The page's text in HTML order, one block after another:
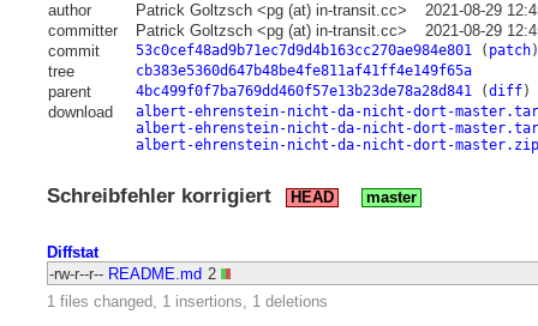
author Patrick Goltzsch <pg (at) in-transit.cc>
2021-08-29
committer
Patrick Goltzsch <pg (at) in-transit.cc>
2021-08-29
commit
53c0cef48ad9b71ec7d9d4b163cc270ae984e801( patch)
tree cb383e5360d647b48be4fe811af41ff4e149f65a
parent 4bc499f0f7ba769dd460f57e13b23de78a28d841(diff)
download
albert-ehrenstein-nicht-da-nicht-dort-
albert-ehrenstein-nicht-da-nicht-dort-
albert-ehrenstein-nicht-da-nicht-dort-master.zip
Schreibfehler korrigiert HEAD master
Diffstat
-rw-r--r-- README.md 2
1 files changed, 1 insertions, 1 deletions